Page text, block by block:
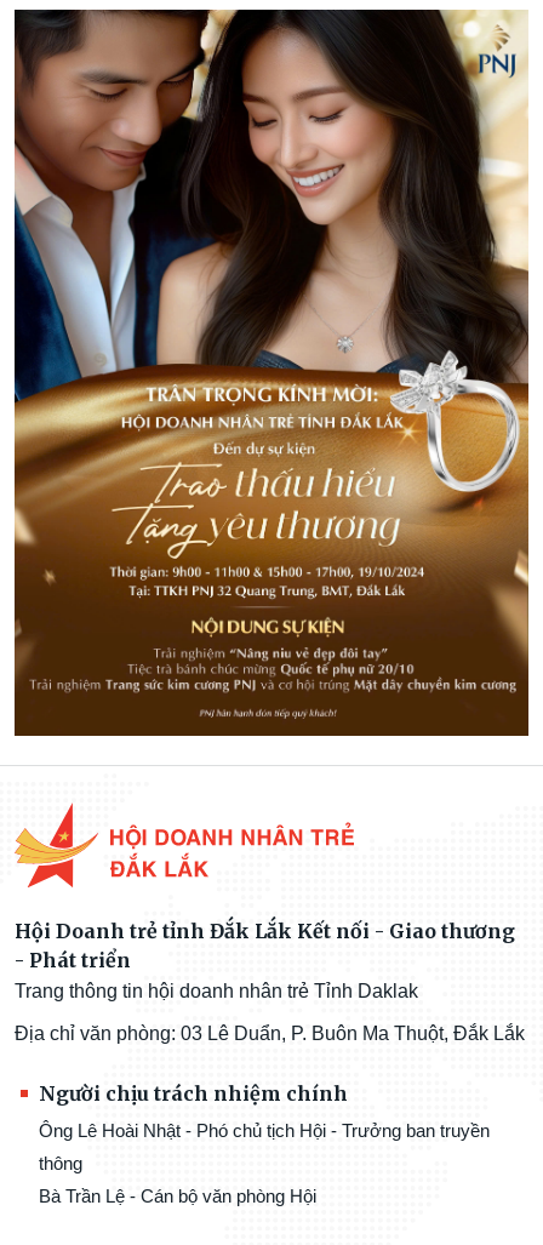
Hội Doanh trẻ tỉnh Đắk Lắk Kết nối - Giao thương
- Phát triển
Trang thông tin hội doanh nhân trẻ Tỉnh Daklak
Địa chỉ văn phòng: 03 Lê Duẩn, P. Buôn Ma Thuột, Đắk Lắk
Người chịu trách nhiệm chính
Ông Lê Hoài Nhật - Phó chủ tịch Hội - Trưởng ban truyền
thông
Bà Trần Lệ - Cán bộ văn phòng Hội